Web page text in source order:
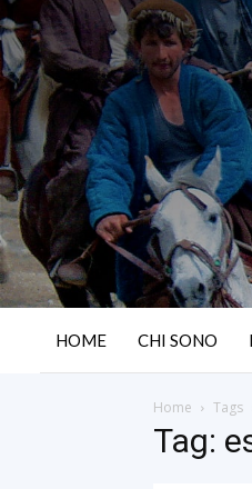
HOME CHI SONO
Home Tags
Tag: